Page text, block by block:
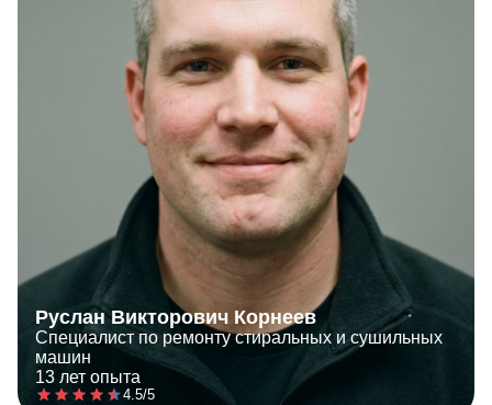
Руслан Викторович Корнеев
Специалист по ремонту стиральных и сушильных
машин
13 лет опыта
4.5/5